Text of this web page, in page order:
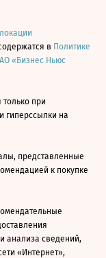
в Политике
«Бизнес Ньюс
при
гиперссылки на
представленные
к покупке
анализа сведений,
«Интернет»,